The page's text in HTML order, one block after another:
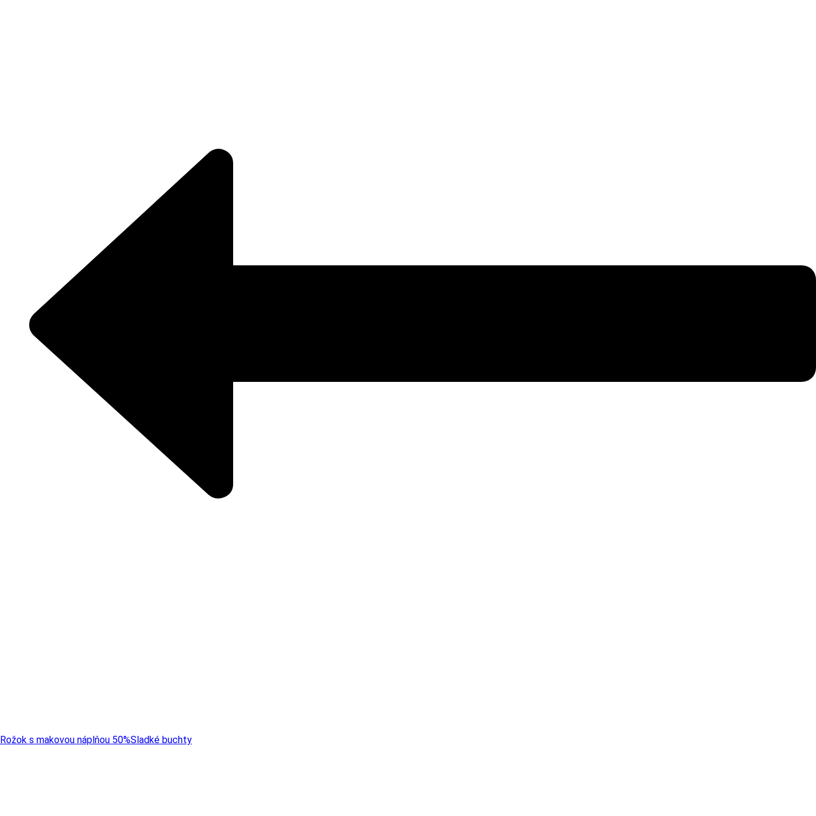
Rožok s makovou náplňou 50%Sladké buchty